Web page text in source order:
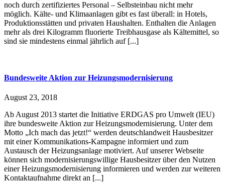
noch durch zertifiziertes Personal – Selbsteinbau nicht mehr
möglich. Kälte- und Klimaanlagen gibt es fast überall: in Hotels,
Produktionsstätten und privaten Haushalten. Enthalten die Anlagen
mehr als drei Kilogramm fluorierte Treibhausgase als Kältemittel, so
sind sie mindestens einmal jährlich auf [...]
Bundesweite Aktion zur Heizungsmodernisierung
August 23, 2018
Ab August 2013 startet die Initiative ERDGAS pro Umwelt (IEU)
ihre bundesweite Aktion zur Heizungsmodernisierung. Unter dem
Motto „Ich mach das jetzt!“ werden deutschlandweit Hausbesitzer
mit einer Kommunikations-Kampagne informiert und zum
Austausch der Heizungsanlage motiviert. Auf unserer Webseite
können sich modernisierungswillige Hausbesitzer über den Nutzen
einer Heizungsmodernisierung informieren und werden zur weiteren
Kontaktaufnahme direkt an [...]